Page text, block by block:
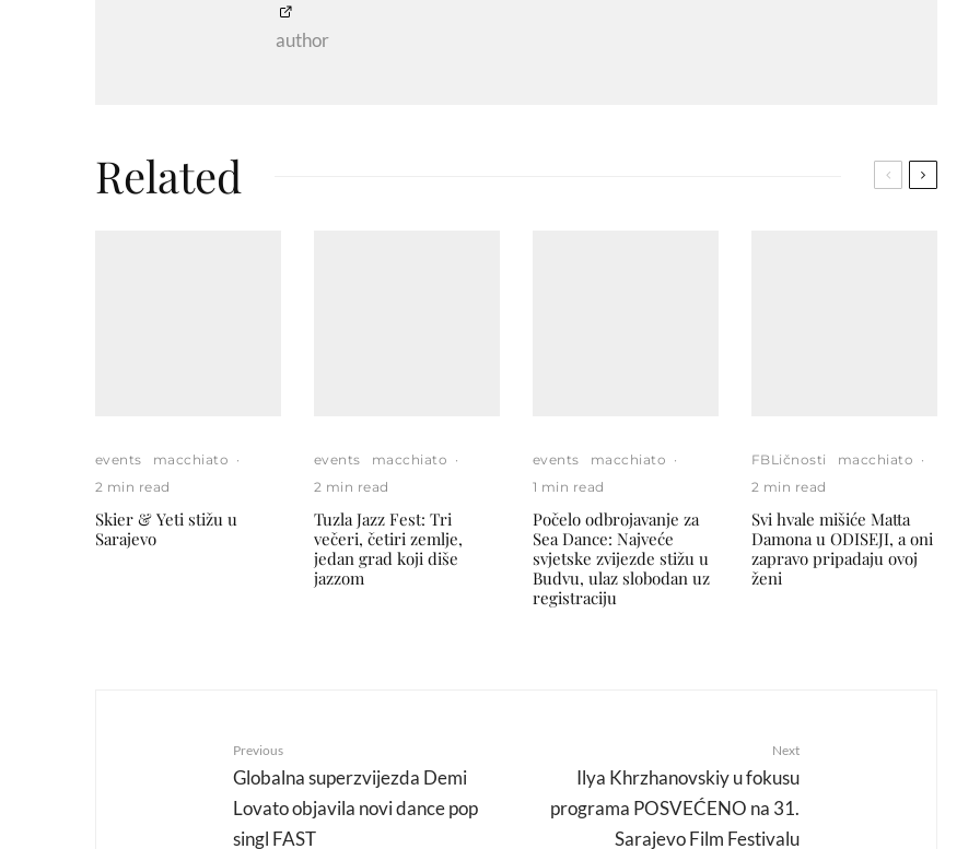
author
Related
events macchiato ·
2 min read
Skier & Yeti stižu u
Sarajevo
events macchiato ·
2 min read
Tuzla Jazz Fest: Tri
večeri, četiri zemlje,
jedan grad koji diše
jazzom
events macchiato ·
1 min read
Počelo odbrojavanje za
Sea Dance: Najveće
svjetske zvijezde stižu u
Budvu, ulaz slobodan uz
registraciju
FBLičnosti macchiato ·
2 min read
Svi hvale mišiće Matta
Damona u ODISEJI, a oni
zapravo pripadaju ovoj
ženi
Previous
Globalna superzvijezda Demi
Lovato objavila novi dance pop
singl FAST
Next
Ilya Khrzhanovskiy u fokusu
programa POSVEĆENO na 31.
Sarajevo Film Festivalu